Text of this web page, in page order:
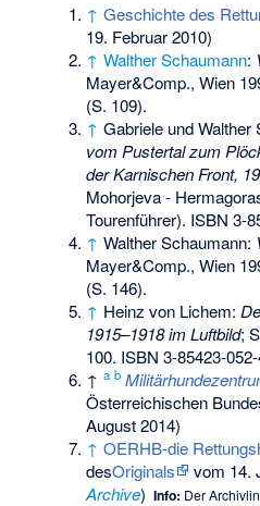
↑ Geschichte des
19. Februar 2010)
↑ Walther Schaumann:
Mayer&Comp., Wien
(S. 109).
↑ Gabriele und Walther
vom Pustertal zum
der Karnischen Front,
Mohorjeva -
Tourenführer). ISBN 3-
↑ Walther Schaumann:
Mayer&Comp., Wien
(S. 146).
↑ Heinz von Lichem:
1915–1918 im Luftbild;
100. ISBN 3-85423-
↑a b
Österreichischen
August 2014)
↑ OERHB-die
desOriginals vom 14.
Archive) Info: Der